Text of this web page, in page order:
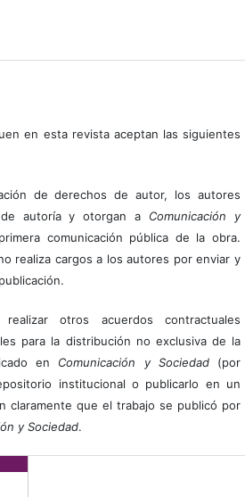
en esta revista aceptan las siguientes
de derechos de autor, los autores
autoría y otorgan a Comunicación y
comunicación pública de la obra.
realiza cargos a los autores por enviar y
otros acuerdos contractuales
para la distribución no exclusiva de la
en Comunicación y Sociedad(por
institucional o publicarlo en un
claramente que el trabajo se publicó por
y Sociedad.